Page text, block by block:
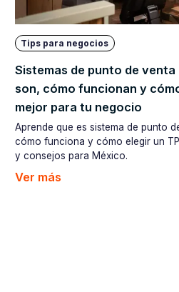
Tips para negocios
Sistemas de punto de venta
son, cómo funcionan y
mejor para tu negocio
Aprende que es sistema de punto
cómo funciona y cómo elegir un
y consejos para México.
Ver más